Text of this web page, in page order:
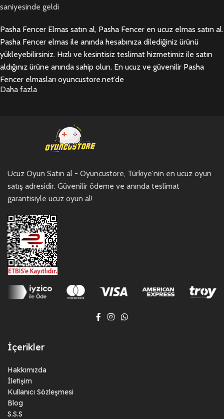
saniyesinde geldi
Pasha Fencer Elmas satın al, Pasha Fencer en ucuz elmas satın al.
Pasha Fencer elmas ile anında hesabınıza dilediğiniz ürünü
yükleyebilirsiniz. Hızlı ve kesintisiz teslimat hizmetimiz ile satın
aldığınız ürüne anında sahip olun. En ucuz ve güvenilir Pasha
Fencer elmasları oyuncustore.net’de
Daha fazla
Ucuz Oyun Satın al - Oyuncustore, Türkiye'nin en ucuz oyun
satış adresidir. Güvenilir ödeme ve anında teslimat
garantisiyle ucuz oyun al!
İçerikler
Hakkımızda
İletişim
Kullanıcı Sözleşmesi
Blog
S.S.S